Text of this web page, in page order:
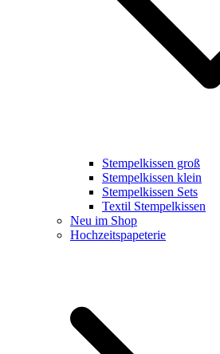
Stempelkissen groß
Stempelkissen klein
Stempelkissen Sets
Textil Stempelkissen
Neu im Shop
Hochzeitspapeterie